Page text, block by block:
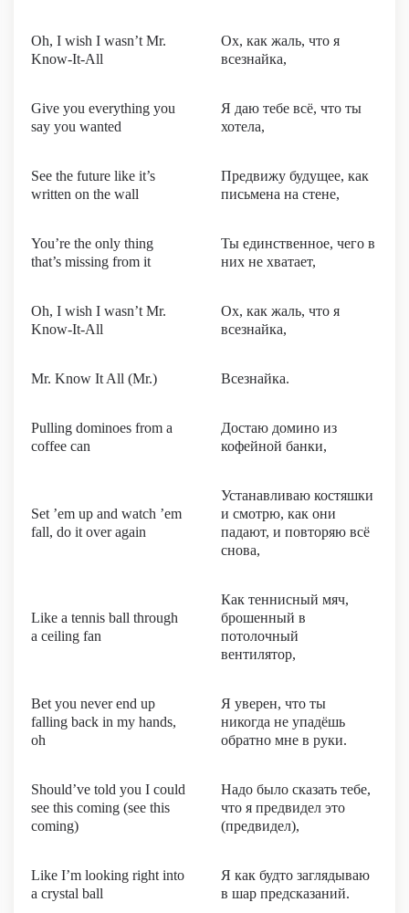
Oh, I wish I wasn’t Mr.
Know-It-All
Ох, как жаль, что я
всезнайка,
Give you everything you
say you wanted
Я даю тебе всё, что ты
хотела,
See the future like it’s
written on the wall
Предвижу будущее, как
письмена на стене,
You’re the only thing
that’s missing from it
Ты единственное, чего в
них не хватает,
Oh, I wish I wasn’t Mr.
Know-It-All
Ох, как жаль, что я
всезнайка,
Mr. Know It All (Mr.) Всезнайка.
Pulling dominoes from a
coffee can
Достаю домино из
кофейной банки,
Set ’em up and watch ’em
fall, do it over again
Устанавливаю костяшки
и смотрю, как они
падают, и повторяю всё
снова,
Like a tennis ball through
a ceiling fan
Как теннисный мяч,
брошенный в
потолочный
вентилятор,
Bet you never end up
falling back in my hands,
oh
Я уверен, что ты
никогда не упадёшь
обратно мне в руки.
Should’ve told you I could
see this coming (see this
coming)
Надо было сказать тебе,
что я предвидел это
(предвидел),
Like I’m looking right into
a crystal ball
Я как будто заглядываю
в шар предсказаний.